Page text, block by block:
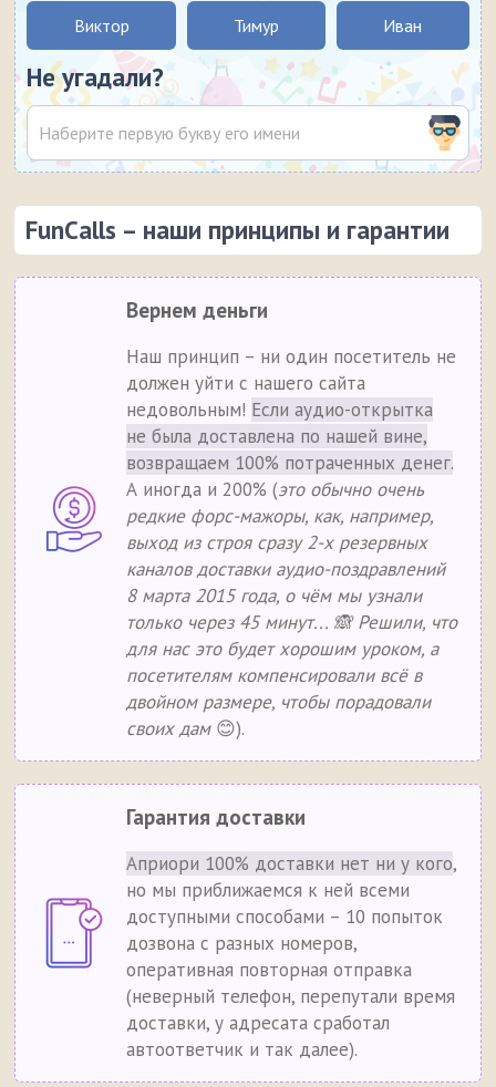
Виктор Тимур Иван
Не угадали?
FunCalls – наши принципы и гарантии
Вернем деньги
Наш принцип – ни один посетитель не
должен уйти с нашего сайта
недовольным! Если аудио-открытка
не была доставлена по нашей вине,
возвращаем 100% потраченных денег.
А иногда и 200% (это обычно очень
редкие форс-мажоры, как, например,
выход из строя сразу 2-х резервных
каналов доставки аудио-поздравлений
8 марта 2015 года, о чём мы узнали
только через 45 минут... 🙈 Решили, что
для нас это будет хорошим уроком, а
посетителям компенсировали всё в
двойном размере, чтобы порадовали
своих дам😊).
Гарантия доставки
Априори 100% доставки нет ни у кого,
но мы приближаемся к ней всеми
доступными способами – 10 попыток
дозвона с разных номеров,
оперативная повторная отправка
(неверный телефон, перепутали время
доставки, у адресата сработал
автоответчик и так далее).